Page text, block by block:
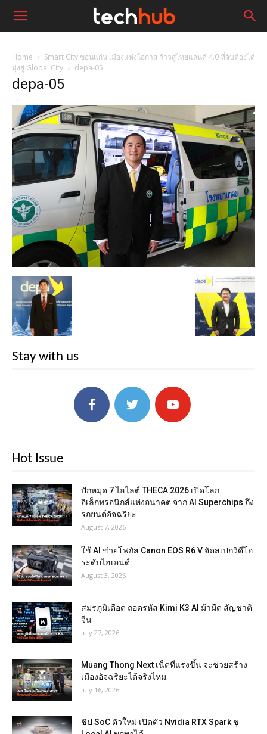
Home
Smart City ขอนแก่น เมืองแห่งโอกาส ก้าวสู่ไทยแลนด์ 4.0 ที่จับต้องได้
มุ่งสู่ Global City
depa-05
depa-05
Stay with us
Hot Issue
ปักหมุด 7 ไฮไลต์ THECA 2026 เปิดโลก
อิเล็กทรอนิกส์แห่งอนาคต จาก AI Superchips ถึง
รถยนต์อัจฉริยะ
August 7, 2026
ใช้ AI ช่วยโฟกัส Canon EOS R6 V จัดสเปกวิดีโอ
ระดับไฮเอนด์
August 3, 2026
สมรภูมิเดือด ถอดรหัส Kimi K3 AI ม้ามืด สัญชาติ
จีน
July 27, 2026
Muang Thong Next เน็ตที่แรงขึ้น จะช่วยสร้าง
เมืองอัจฉริยะได้จริงไหม
July 16, 2026
ชิป SoC ตัวใหม่ เปิดตัว Nvidia RTX Spark ชู